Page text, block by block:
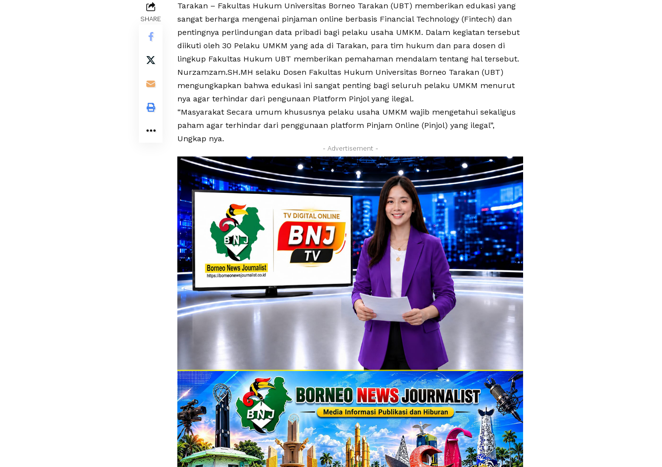
SHARE
Tarakan – Fakultas Hukum Universitas Borneo Tarakan (UBT) memberikan edukasi yang
sangat berharga mengenai pinjaman online berbasis Financial Technology (Fintech) dan
pentingnya perlindungan data pribadi bagi pelaku usaha UMKM. Dalam kegiatan tersebut
diikuti oleh 30 Pelaku UMKM yang ada di Tarakan, para tim hukum dan para dosen di
lingkup Fakultas Hukum UBT memberikan pemahaman mendalam tentang hal tersebut.
Nurzamzam.SH.MH selaku Dosen Fakultas Hukum Universitas Borneo Tarakan (UBT)
mengungkapkan bahwa edukasi ini sangat penting bagi seluruh pelaku UMKM menurut
nya agar terhindar dari pengunaan Platform Pinjol yang ilegal.
“Masyarakat Secara umum khususnya pelaku usaha UMKM wajib mengetahui sekaligus
paham agar terhindar dari penggunaan platform Pinjam Online (Pinjol) yang ilegal”,
Ungkap nya.
- Advertisement -